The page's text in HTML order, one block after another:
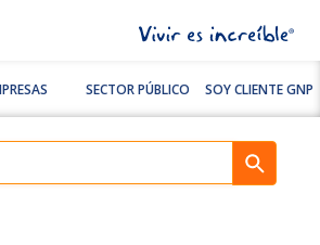
SECTOR PÚBLICO SOY CLIENTE GNP